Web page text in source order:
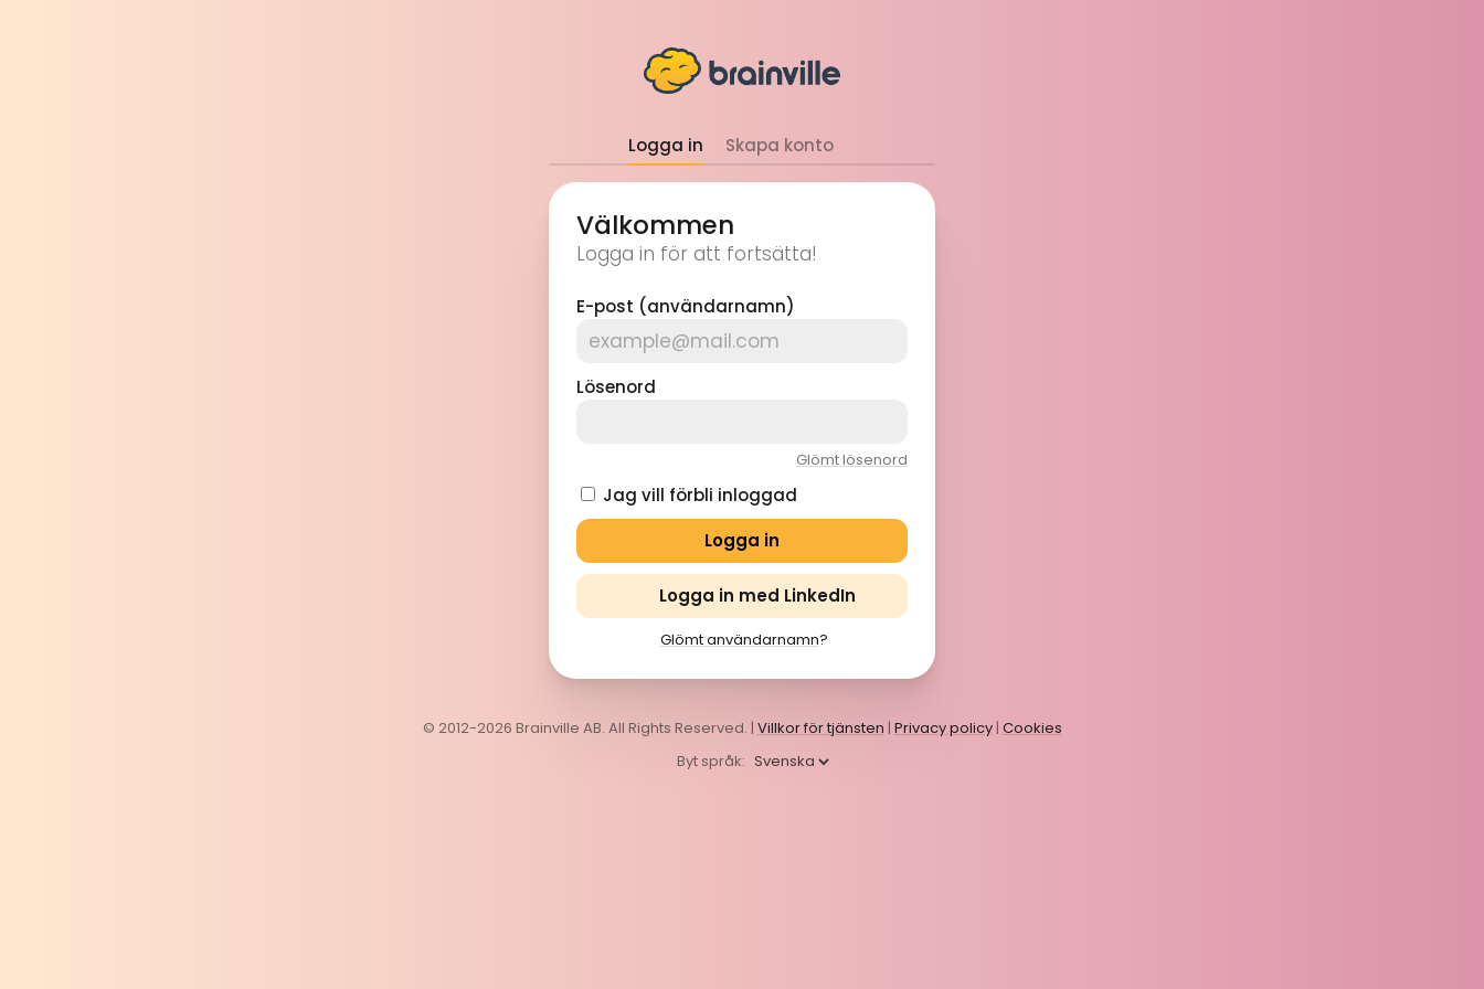
Logga in Skapa konto
Välkommen
Logga in för att fortsätta!
E-post (användarnamn)
Lösenord
Glömt lösenord
Jag vill förbli inloggad
Logga in med LinkedIn
Glömt användarnamn?
© 2012-2026 Brainville AB. All Rights Reserved. | Villkor för tjänsten | Privacy policy| Cookies
Byt språk: